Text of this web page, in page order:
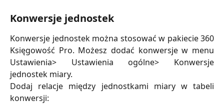
Konwersje jednostek
Konwersje jednostek można stosować w pakiecie 360
Księgowość Pro. Możesz dodać konwersje w menu
Ustawienia> Ustawienia ogólne> Konwersje
jednostek miary.
Dodaj relacje między jednostkami miary w tabeli
konwersji: